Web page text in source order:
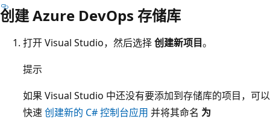
创建 Azure DevOps 存储库
打开 Visual Studio，然后选择创建新项目。
提示
如果 Visual Studio 中还没有要添加到存储库的项目，可以
快速创建新的 C# 控制台应用 并将其命名 为